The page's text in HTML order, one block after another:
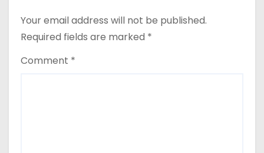
Your email address will not be published.
Required fields are marked *
Comment *